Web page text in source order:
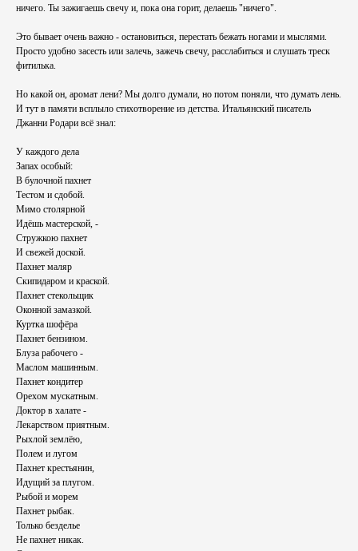
ничего. Ты зажигаешь свечу и, пока она горит, делаешь "ничего".
Это бывает очень важно - остановиться, перестать бежать ногами и мыслями.
Просто удобно засесть или залечь, зажечь свечу, расслабиться и слушать треск
фитилька.
Но какой он, аромат лени? Мы долго думали, но потом поняли, что думать лень.
И тут в памяти всплыло стихотворение из детства. Итальянский писатель
Джанни Родари всё знал:
У каждого дела
Запах особый:
В булочной пахнет
Тестом и сдобой.
Мимо столярной
Идёшь мастерской, -
Стружкою пахнет
И свежей доской.
Пахнет маляр
Скипидаром и краской.
Пахнет стекольщик
Оконной замазкой.
Куртка шофёра
Пахнет бензином.
Блуза рабочего -
Маслом машинным.
Пахнет кондитер
Орехом мускатным.
Доктор в халате -
Лекарством приятным.
Рыхлой землёю,
Полем и лугом
Пахнет крестьянин,
Идущий за плугом.
Рыбой и морем
Пахнет рыбак.
Только безделье
Не пахнет никак.